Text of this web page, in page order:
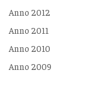
Anno 2012
Anno 2011
Anno 2010
Anno 2009